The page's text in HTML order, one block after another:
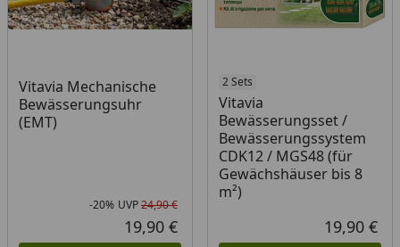
Vitavia Mechanische
Bewässerungsuhr
(EMT)
Rabatt in Prozent
-20%
Ursprünglicher Preis
UVP24,90 €
Aktueller Preis
19,90 €
2 Sets
Vitavia
Bewässerungsset /
Bewässerungssystem
CDK12 / MGS48 (für
Gewächshäuser bis 8
m²)
19,90 €